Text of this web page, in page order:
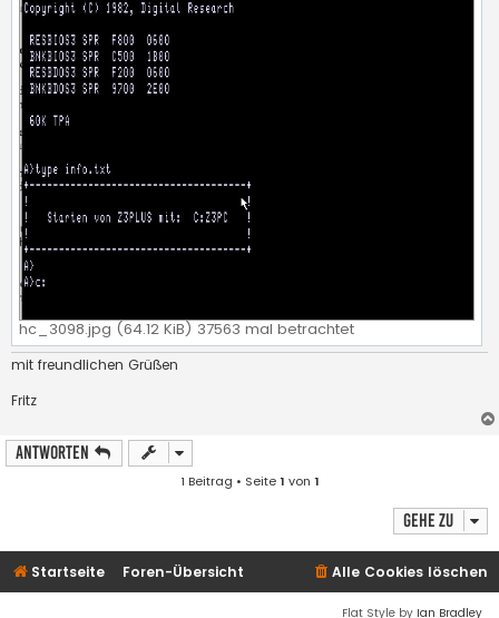
hc_3098.jpg (64.12 KiB) 37563 mal betrachtet
mit freundlichen Grüßen
Fritz
Antworten
1 Beitrag • Seite1 von 1
Gehe zu
Startseite Foren-Übersicht Alle Cookies löschen
Flat Style by Ian Bradley